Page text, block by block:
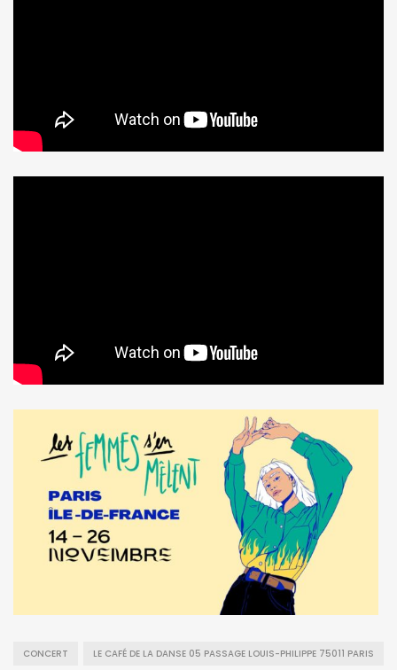
CONCERT LE CAFÉ DE LA DANSE 05 PASSAGE LOUIS-PHILIPPE 75011 PARIS